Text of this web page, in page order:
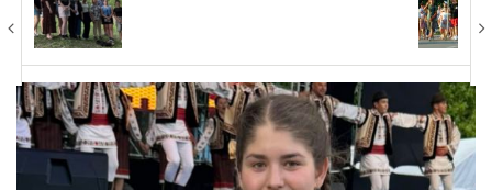
ECONOMIE
SANATATE
SPORT
SPECIAL